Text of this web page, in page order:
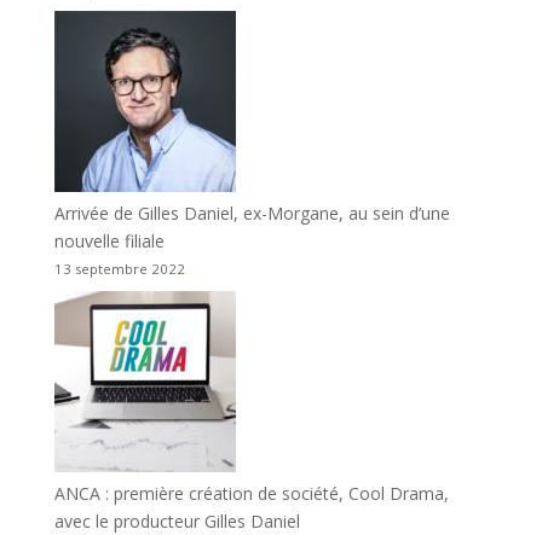
Arrivée de Gilles Daniel, ex-Morgane, au sein d’une
nouvelle filiale
13 septembre 2022
ANCA : première création de société, Cool Drama,
avec le producteur Gilles Daniel